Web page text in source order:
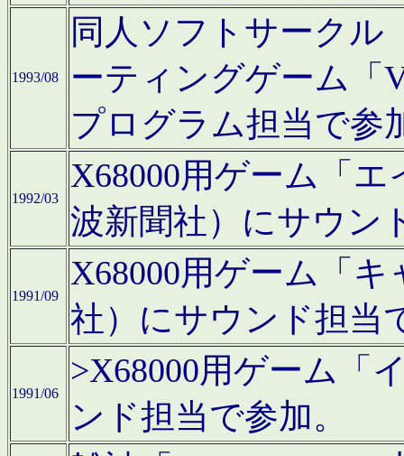
1993/08
同人ソフトサークル
ーティングゲーム「
プログラム担当で参
1992/03
X68000用ゲーム「
波新聞社）にサウン
1991/09
X68000用ゲーム「
社）にサウンド担当
1991/06
>X68000用ゲーム「
ンド担当で参加。